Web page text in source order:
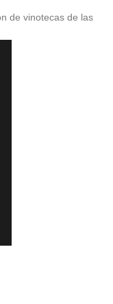
de vinotecas de las